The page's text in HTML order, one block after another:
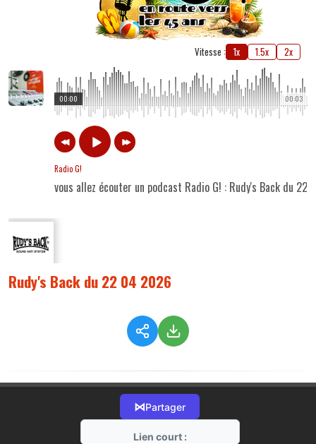
Vitesse : 1x 1.5x 2x
00:03
00:00
Radio G!
vous allez écouter un podcast Radio G! : Rudy's Back du 22
Rudy's Back du 22 04 2026
⋈Partager
Lien court :